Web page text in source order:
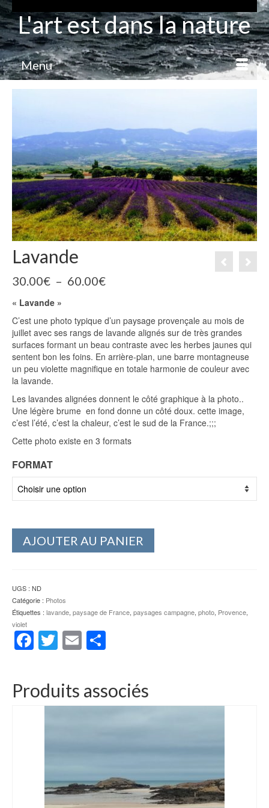
L'art est dans la nature
Menu
Lavande
30.00€ – 60.00€Plage
30.00€
à
60.00€
« Lavande »
C’est une photo typique d’un paysage provençale au mois de
juillet avec ses rangs de lavande alignés sur de très grandes
surfaces formant un beau contraste avec les herbes jaunes qui
sentent bon les foins. En arrière-plan, une barre montagneuse
un peu violette magnifique en totale harmonie de couleur avec
la lavande.
Les lavandes alignées donnent le côté graphique à la photo..
Une légère brume en fond donne un côté doux. cette image,
c’est l’été, c’est la chaleur, c’est le sud de la France.;;;
Cette photo existe en 3 formats
FORMAT
AJOUTER AU PANIER
UGS : ND
Catégorie : Photos
Étiquettes : lavande, paysage de France, paysages campagne, photo, Provence,
violet
Facebook
Twitter
Email
Produits associés